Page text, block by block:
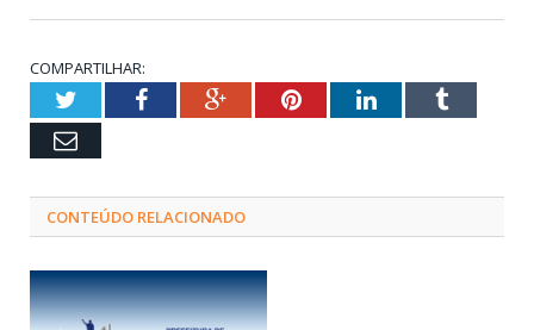
COMPARTILHAR:
TwitterFacebookGoogle+PinterestLinkedInTumblr
Email
CONTEÚDO RELACIONADO